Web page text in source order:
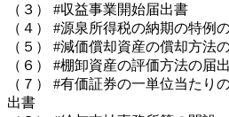
（３） #収益事業開始届出書
（４） #源泉所得税の納期の特例
（５） #減価償却資産の償却方法
（６） #棚卸資産の評価方法の届
（７） #有価証券の一単位当たり
出書